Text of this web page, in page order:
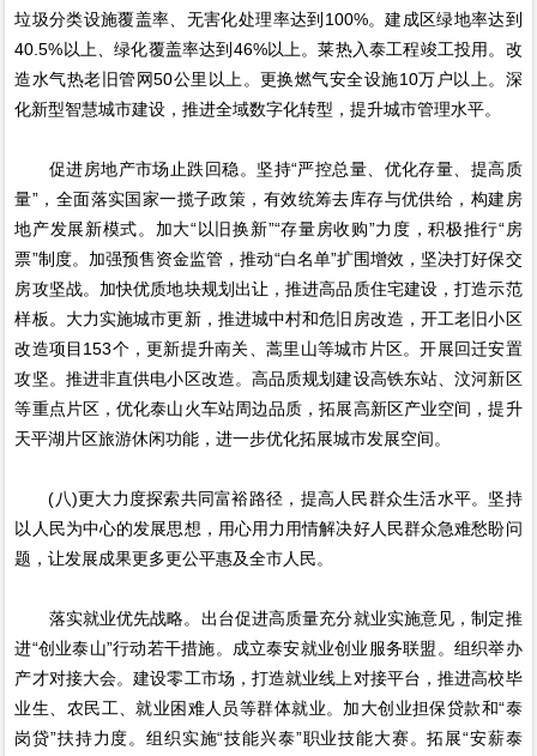
垃圾分类设施覆盖率、无害化处理率达到100%。建成区绿地率达到
40.5%以上、绿化覆盖率达到46%以上。莱热入泰工程竣工投用。改
造水气热老旧管网50公里以上。更换燃气安全设施10万户以上。深
化新型智慧城市建设，推进全域数字化转型，提升城市管理水平。
促进房地产市场止跌回稳。坚持“严控总量、优化存量、提高质
量”，全面落实国家一揽子政策，有效统筹去库存与优供给，构建房
地产发展新模式。加大“以旧换新”“存量房收购”力度，积极推行“房
票”制度。加强预售资金监管，推动“白名单”扩围增效，坚决打好保交
房攻坚战。加快优质地块规划出让，推进高品质住宅建设，打造示范
样板。大力实施城市更新，推进城中村和危旧房改造，开工老旧小区
改造项目153个，更新提升南关、蒿里山等城市片区。开展回迁安置
攻坚。推进非直供电小区改造。高品质规划建设高铁东站、汶河新区
等重点片区，优化泰山火车站周边品质，拓展高新区产业空间，提升
天平湖片区旅游休闲功能，进一步优化拓展城市发展空间。
(八)更大力度探索共同富裕路径，提高人民群众生活水平。坚持
以人民为中心的发展思想，用心用力用情解决好人民群众急难愁盼问
题，让发展成果更多更公平惠及全市人民。
落实就业优先战略。出台促进高质量充分就业实施意见，制定推
进“创业泰山”行动若干措施。成立泰安就业创业服务联盟。组织举办
产才对接大会。建设零工市场，打造就业线上对接平台，推进高校毕
业生、农民工、就业困难人员等群体就业。加大创业担保贷款和“泰
岗贷”扶持力度。组织实施“技能兴泰”职业技能大赛。拓展“安薪泰